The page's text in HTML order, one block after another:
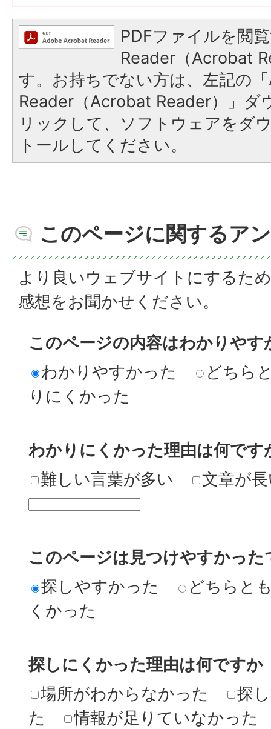
PDFファイルを閲
Reader（Acrobat
す。お持ちでない方は、左記の
Reader（Acrobat Reader）」ダ
リックして、ソフトウェアをダ
トールしてください。
このページに関するア
より良いウェブサイトにするた
感想をお聞かせください。
このページの内容はわかりやす
わかりやすかった
どちら
りにくかった
わかりにくかった理由は何です
難しい言葉が多い
文章が
このページは見つけやすかった
探しやすかった
どちらと
くかった
探しにくかった理由は何ですか
場所がわからなかった
探
た
情報が足りていなかった